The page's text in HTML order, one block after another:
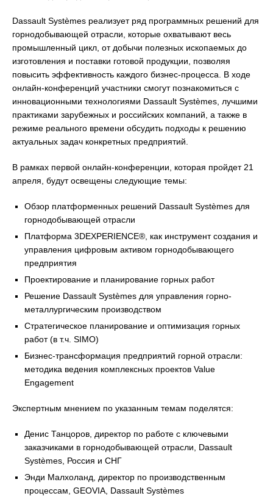
Dassault Systèmes реализует ряд программных решений для
горнодобывающей отрасли, которые охватывают весь
промышленный цикл, от добычи полезных ископаемых до
изготовления и поставки готовой продукции, позволяя
повысить эффективность каждого бизнес-процесса. В ходе
онлайн-конференций участники смогут познакомиться с
инновационными технологиями Dassault Systèmes, лучшими
практиками зарубежных и российских компаний, а также в
режиме реального времени обсудить подходы к решению
актуальных задач конкретных предприятий.
В рамках первой онлайн-конференции, которая пройдет 21
апреля, будут освещены следующие темы:
Обзор платформенных решений Dassault Systèmes для
горнодобывающей отрасли
Платформа 3DEXPERIENCE®, как инструмент создания и
управления цифровым активом горнодобывающего
предприятия
Проектирование и планирование горных работ
Решение Dassault Systèmes для управления горно-
металлургическим производством
Стратегическое планирование и оптимизация горных
работ (в т.ч. SIMO)
Бизнес-трансформация предприятий горной отрасли:
методика ведения комплексных проектов Value
Engagement
Экспертным мнением по указанным темам поделятся:
Денис Танцоров, директор по работе с ключевыми
заказчиками в горнодобывающей отрасли, Dassault
Systèmes, Россия и СНГ
Энди Малхоланд, директор по производственным
процессам, GEOVIA, Dassault Systèmes